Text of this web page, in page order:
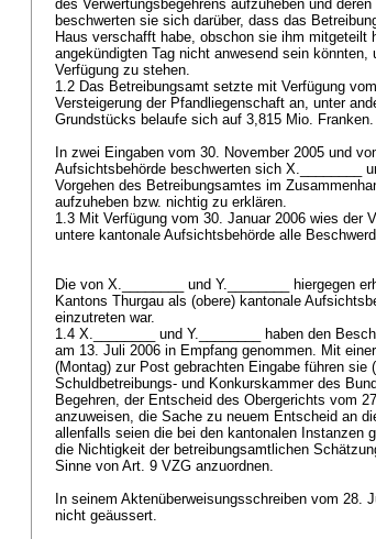
des Verwertungsbegehrens aufzuheben und
beschwerten sie sich darüber, dass das
Haus verschafft habe, obschon sie ihm
angekündigten Tag nicht anwesend sein
Verfügung zu stehen.
1.2 Das Betreibungsamt setzte mit Verfügung
Versteigerung der Pfandliegenschaft an, unter
Grundstücks belaufe sich auf 3,815 Mio. Franken.
In zwei Eingaben vom 30. November 2005 und
Aufsichtsbehörde beschwerten sich X.________
Vorgehen des Betreibungsamtes im
aufzuheben bzw. nichtig zu erklären.
1.3 Mit Verfügung vom 30. Januar 2006 wies der
untere kantonale Aufsichtsbehörde alle
Die von X.________ und Y.________ hiergegen
Kantons Thurgau als (obere) kantonale
einzutreten war.
1.4 X.________ und Y.________ haben den
am 13. Juli 2006 in Empfang genommen. Mit
(Montag) zur Post gebrachten Eingabe führen sie
Schuldbetreibungs- und Konkurskammer des
Begehren, der Entscheid des Obergerichts vom
anzuweisen, die Sache zu neuem Entscheid an
allenfalls seien die bei den kantonalen Instanzen
die Nichtigkeit der betreibungsamtlichen
Sinne von Art. 9 VZG anzuordnen.
In seinem Aktenüberweisungsschreiben vom 28.
nicht geäussert.